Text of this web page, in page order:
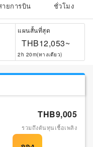
ยการบิน ชั่วโมง
แผนสั้นที่สุด
THB12,053~
2h 20m(ทางเดียว)
THB9,005
รวมถึงต้นทุนเชื้อเพลิง